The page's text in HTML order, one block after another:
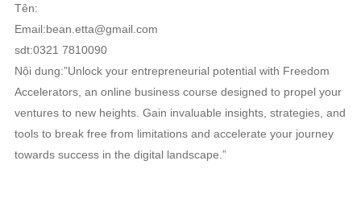
Tên:
Email:bean.etta@gmail.com
sdt:0321 7810090
Nội dung:”Unlock your entrepreneurial potential with Freedom
Accelerators, an online business course designed to propel your
ventures to new heights. Gain invaluable insights, strategies, and
tools to break free from limitations and accelerate your journey
towards success in the digital landscape.”